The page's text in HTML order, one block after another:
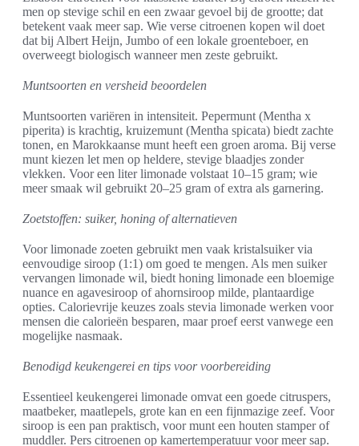
men op stevige schil en een zwaar gevoel bij de grootte; dat
betekent vaak meer sap. Wie verse citroenen kopen wil doet
dat bij Albert Heijn, Jumbo of een lokale groenteboer, en
overweegt biologisch wanneer men zeste gebruikt.
Muntsoorten en versheid beoordelen
Muntsoorten variëren in intensiteit. Pepermunt (Mentha x
piperita) is krachtig, kruizemunt (Mentha spicata) biedt zachte
tonen, en Marokkaanse munt heeft een groen aroma. Bij verse
munt kiezen let men op heldere, stevige blaadjes zonder
vlekken. Voor een liter limonade volstaat 10–15 gram; wie
meer smaak wil gebruikt 20–25 gram of extra als garnering.
Zoetstoffen: suiker, honing of alternatieven
Voor limonade zoeten gebruikt men vaak kristalsuiker via
eenvoudige siroop (1:1) om goed te mengen. Als men suiker
vervangen limonade wil, biedt honing limonade een bloemige
nuance en agavesiroop of ahornsiroop milde, plantaardige
opties. Calorievrije keuzes zoals stevia limonade werken voor
mensen die calorieën besparen, maar proef eerst vanwege een
mogelijke nasmaak.
Benodigd keukengerei en tips voor voorbereiding
Essentieel keukengerei limonade omvat een goede citruspers,
maatbeker, maatlepels, grote kan en een fijnmazige zeef. Voor
siroop is een pan praktisch, voor munt een houten stamper of
muddler. Pers citroenen op kamertemperatuur voor meer sap.